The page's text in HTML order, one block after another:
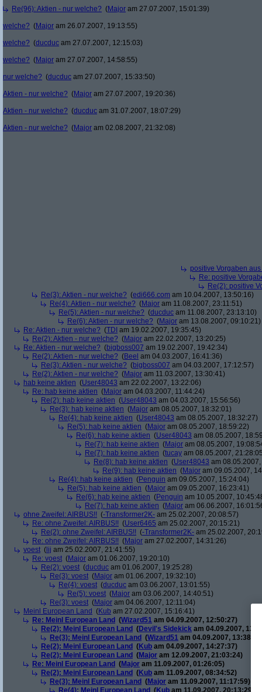
Re(96): Aktien - nur welche? (Major am 27.07.2007, 15:01:39)
welche? (Major am 26.07.2007, 19:13:55)
welche? (ducduc am 27.07.2007, 12:15:03)
welche? (Major am 27.07.2007, 14:58:55)
nur welche? (ducduc am 27.07.2007, 15:33:50)
Aktien - nur welche? (Major am 27.07.2007, 19:20:36)
Aktien - nur welche? (ducduc am 31.07.2007, 18:07:29)
Aktien - nur welche? (Major am 02.08.2007, 21:32:08)
positive Vorgaben
Re: positive
Re(2): positive
Re(3): Aktien - nur welche? (edi666.com am 10.04.2007, 13:50:16)
Re(4): Aktien - nur welche? (Major am 11.08.2007, 23:11:51)
Re(5): Aktien - nur welche? (ducduc am 11.08.2007, 23:13:10)
Re(6): Aktien - nur welche? (Major am 13.08.2007, 09:10:21)
Re: Aktien - nur welche? (TDI am 19.02.2007, 19:35:45)
Re(2): Aktien - nur welche? (Major am 22.02.2007, 13:20:25)
Re: Aktien - nur welche? (bigboss007 am 19.02.2007, 19:42:34)
Re(2): Aktien - nur welche? (Beel am 04.03.2007, 16:41:36)
Re(3): Aktien - nur welche? (bigboss007 am 04.03.2007, 17:12:57)
Re(2): Aktien - nur welche? (Major am 11.03.2007, 13:30:41)
hab keine aktien (User48043 am 22.02.2007, 13:22:06)
Re: hab keine aktien (Major am 04.03.2007, 11:44:24)
Re(2): hab keine aktien (User48043 am 04.03.2007, 15:56:56)
Re(3): hab keine aktien (Major am 08.05.2007, 18:32:01)
Re(4): hab keine aktien (User48043 am 08.05.2007, 18:32:27)
Re(5): hab keine aktien (Major am 08.05.2007, 18:59:22)
Re(6): hab keine aktien (User48043 am 08.05.2007,
Re(7): hab keine aktien (Major am 08.05.2007,
Re(7): hab keine aktien (tucay am 08.05.2007,
Re(8): hab keine aktien (User48043 am
Re(9): hab keine aktien (Major am 09.05.2007,
Re(4): hab keine aktien (Penguin am 09.05.2007, 15:24:04)
Re(5): hab keine aktien (Major am 09.05.2007, 16:23:41)
Re(6): hab keine aktien (Penguin am 10.05.2007,
Re(7): hab keine aktien (Major am 06.06.2007,
ohne Zweifel: AIRBUS!! (-Transformer2K- am 25.02.2007, 20:08:57)
Re: ohne Zweifel: AIRBUS!! (User6465 am 25.02.2007, 20:15:21)
Re(2): ohne Zweifel: AIRBUS!! (-Transformer2K- am 25.02.2007,
Re: ohne Zweifel: AIRBUS!! (Major am 27.02.2007, 14:31:26)
voest ( lij am 25.02.2007, 21:41:55)
Re: voest (Major am 01.06.2007, 19:20:10)
Re(2): voest (ducduc am 01.06.2007, 19:25:28)
Re(3): voest (Major am 01.06.2007, 19:32:10)
Re(4): voest (ducduc am 03.06.2007, 13:01:55)
Re(5): voest (Major am 03.06.2007, 14:40:51)
Re(3): voest (Major am 04.06.2007, 12:11:04)
Meinl European Land (Kub am 27.02.2007, 15:16:41)
Re: Meinl European Land (Wizard51 am 04.09.2007, 12:50:27)
Re(2): Meinl European Land (Devil's Sidekick am 04.09.2007,
Re(3): Meinl European Land (Wizard51 am 04.09.2007,
Re(2): Meinl European Land (Kub am 04.09.2007, 14:27:37)
Re(2): Meinl European Land (Major am 12.09.2007, 21:03:24)
Re: Meinl European Land (Major am 11.09.2007, 01:26:05)
Re(2): Meinl European Land (Kub am 11.09.2007, 08:34:52)
Re(3): Meinl European Land (Major am 11.09.2007, 11:17:59)
Re(4): Meinl European Land (Kub am 11.09.2007, 20:13:29)